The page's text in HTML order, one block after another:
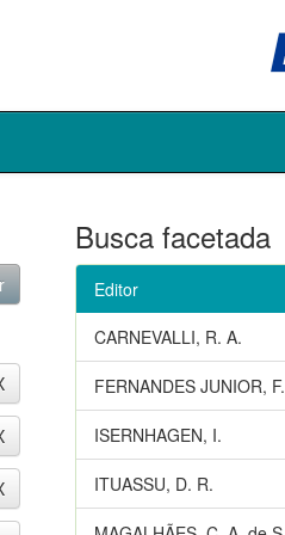
Busca facetada
Editor
CARNEVALLI, R. A.
FERNANDES JUNIOR, F.
ISERNHAGEN, I.
ITUASSU, D. R.